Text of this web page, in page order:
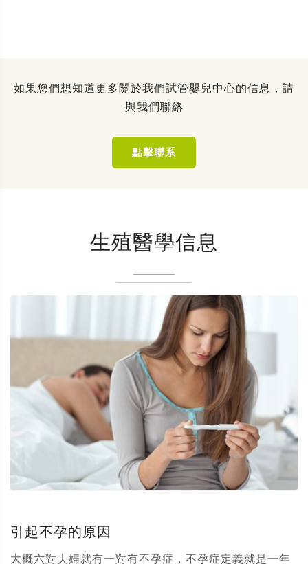
如果您們想知道更多關於我們試管嬰兒中心的信息，請
與我們聯絡
點擊聯系
生殖醫學信息
引起不孕的原因
大概六對夫婦就有一對有不孕症，不孕症定義就是一年